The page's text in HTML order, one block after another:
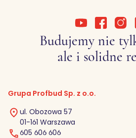
Budujemy nie
ale i solidne
Grupa Profbud Sp. z o.o.
ul. Obozowa 57
01-161 Warszawa
605 606 606